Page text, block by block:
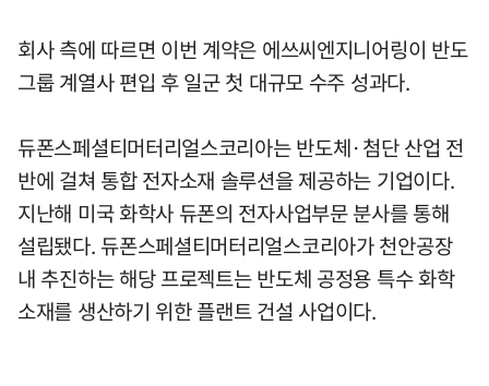
회사 측에 따르면 이번 계약은 에쓰씨엔지니어링이 반도
그룹 계열사 편입 후 일군 첫 대규모 수주 성과다.
듀폰스페셜티머터리얼스코리아는 반도체·첨단 산업 전
반에 걸쳐 통합 전자소재 솔루션을 제공하는 기업이다.
지난해 미국 화학사 듀폰의 전자사업부문 분사를 통해
설립됐다. 듀폰스페셜티머터리얼스코리아가 천안공장
내 추진하는 해당 프로젝트는 반도체 공정용 특수 화학
소재를 생산하기 위한 플랜트 건설 사업이다.